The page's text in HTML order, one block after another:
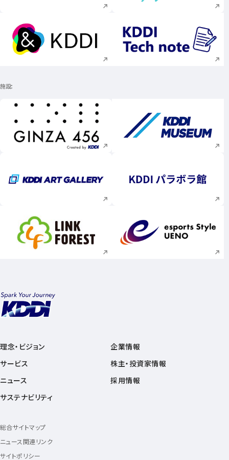
新規ウィンドウで開く 新規ウィンドウで
施設
新規ウィンドウで開く 新規ウィンドウで
新規ウィンドウで開く 新規ウィンドウで
新規ウィンドウで開く 新規ウィンドウで
理念・ビジョン
サービス
ニュース
サステナビリティ
企業情報
株主・投資家情報
採用情報
総合サイトマップ
ニュース関連リンク
サイトポリシー